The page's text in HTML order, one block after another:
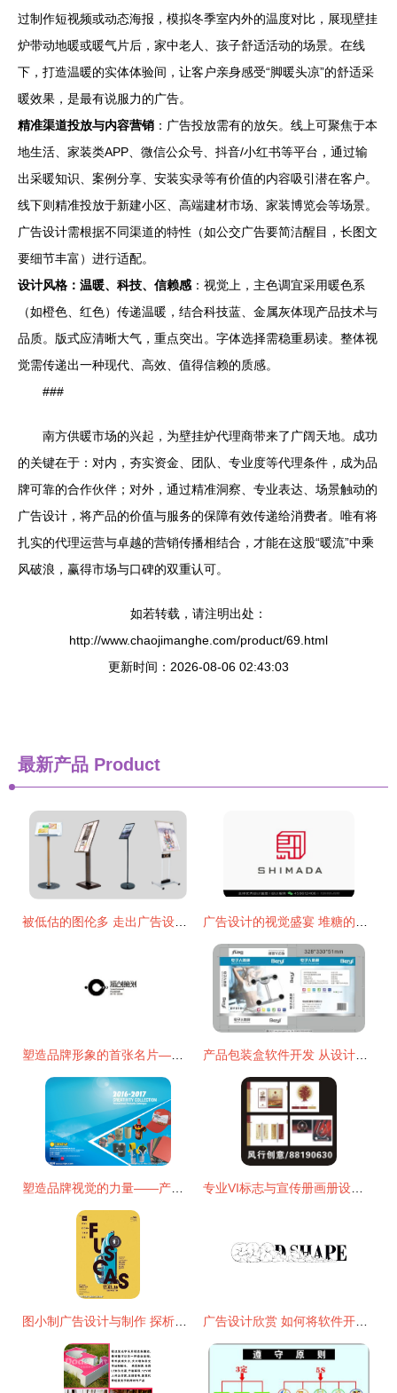
过制作短视频或动态海报，模拟冬季室内外的温度对比，展现壁挂
炉带动地暖或暖气片后，家中老人、孩子舒适活动的场景。在线
下，打造温暖的实体体验间，让客户亲身感受“脚暖头凉”的舒适采
暖效果，是最有说服力的广告。
精准渠道投放与内容营销 ：广告投放需有的放矢。线上可聚焦于本
地生活、家装类APP、微信公众号、抖音/小红书等平台，通过输
出采暖知识、案例分享、安装实录等有价值的内容吸引潜在客户。
线下则精准投放于新建小区、高端建材市场、家装博览会等场景。
广告设计需根据不同渠道的特性（如公交广告要简洁醒目，长图文
要细节丰富）进行适配。
设计风格：温暖、科技、信赖感 ：视觉上，主色调宜采用暖色系
（如橙色、红色）传递温暖，结合科技蓝、金属灰体现产品技术与
品质。版式应清晰大气，重点突出。字体选择需稳重易读。整体视
觉需传递出一种现代、高效、值得信赖的质感。
###
南方供暖市场的兴起，为壁挂炉代理商带来了广阔天地。成功
的关键在于：对内，夯实资金、团队、专业度等代理条件，成为品
牌可靠的合作伙伴；对外，通过精准洞察、专业表达、场景触动的
广告设计，将产品的价值与服务的保障有效传递给消费者。唯有将
扎实的代理运营与卓越的营销传播相结合，才能在这股“暖流”中乘
风破浪，赢得市场与口碑的双重认可。
如若转载，请注明出处：
http://www.chaojimanghe.com/product/69.html
更新时间：2026-08-06 02:43:03
最新产品 Product